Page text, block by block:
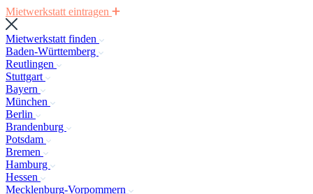
Mietwerkstatt eintragen
Mietwerkstatt finden
Baden-Württemberg
Reutlingen
Stuttgart
Bayern
München
Berlin
Brandenburg
Potsdam
Bremen
Hamburg
Hessen
Mecklenburg-Vorpommern